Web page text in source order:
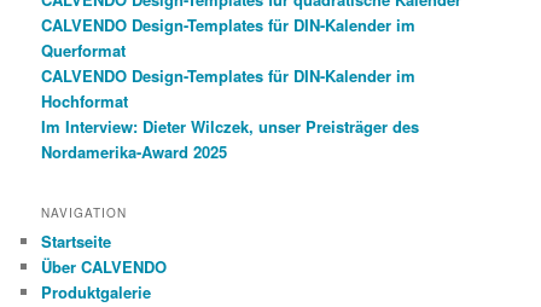
CALVENDO Design-Templates für DIN-Kalender im
Querformat
CALVENDO Design-Templates für DIN-Kalender im
Hochformat
Im Interview: Dieter Wilczek, unser Preisträger des
Nordamerika-Award 2025
NAVIGATION
Startseite
Über CALVENDO
Produktgalerie